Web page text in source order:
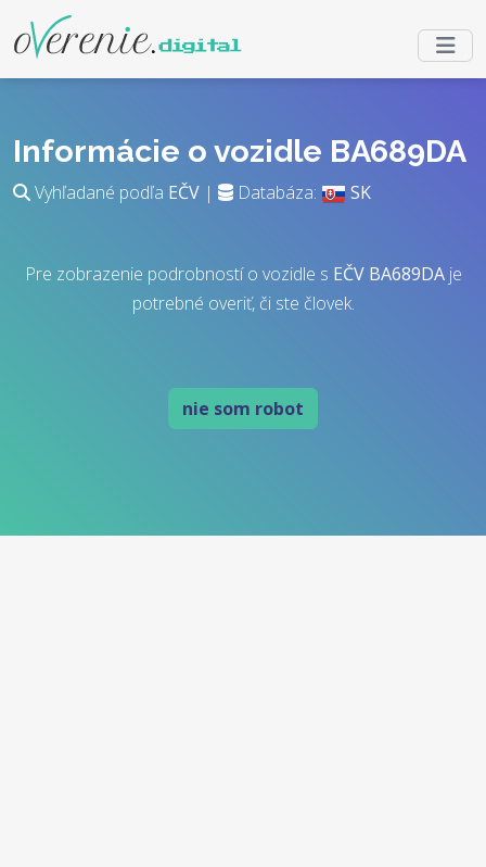
Informácie o vozidle BA689DA
Vyhľadané podľa EČV | Databáza: SK
Pre zobrazenie podrobností o vozidle s EČV BA689DAje
potrebné overiť, či ste človek.
nie som robot